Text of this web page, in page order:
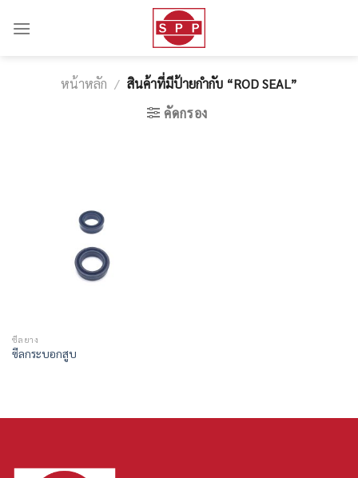
หน้าหลัก / สินค้าที่มีป้ายกำกับ “ROD SEAL”
คัดกรอง
ซีลยาง
ซีลกระบอกสูบ